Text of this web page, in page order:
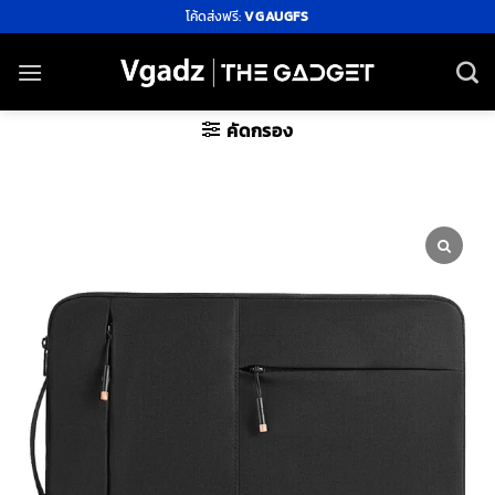
ไป
ยัง
โค้ดส่งฟรี:VGAUGFS
คัดกรอง